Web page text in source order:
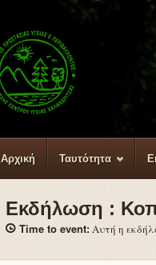
Αρχική Ταυτότητα
Εκδήλωση :
Time to event:Αυτή η